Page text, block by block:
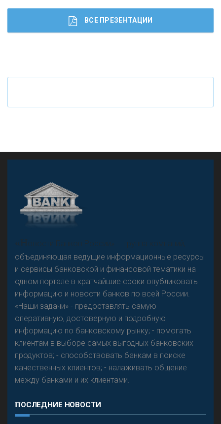
Что будет с наличными деньгами при цифровом
ВСЕ ПРЕЗЕНТАЦИИ
«Н
овости Банков России» – группа компаний,
объединяющая ведущие информационные ресурсы
и сервисы банковской и финансовой тематики на
одном портале в кратчайшие сроки опубликовать
информацию и новости банков по всей России.
«Наши задачи» - предоставлять самую
оперативную, достоверную и подробную
информацию по банковскому рынку; - помогать
клиентам в выборе самых выгодных банковских
продуктов; - способствовать банкам в поиске
качественных клиентов; - налаживать общение
между банками и их клиентами.
ПОСЛЕДНИЕ НОВОСТИ